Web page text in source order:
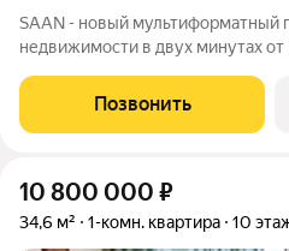
SAAN - новый мультиформатный
недвижимости в двух минутах
представлены различные
просторных резиденций с
Позвонить
10 800 000 ₽
34,6 м² 1-комн. квартира 10